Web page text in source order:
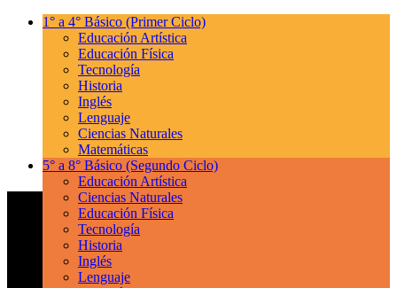
1° a 4° Básico (Primer Ciclo)
Educación Artística
Educación Física
Tecnología
Historia
Inglés
Lenguaje
Ciencias Naturales
Matemáticas
5° a 8° Básico (Segundo Ciclo)
Educación Artística
Ciencias Naturales
Educación Física
Tecnología
Historia
Inglés
Lenguaje